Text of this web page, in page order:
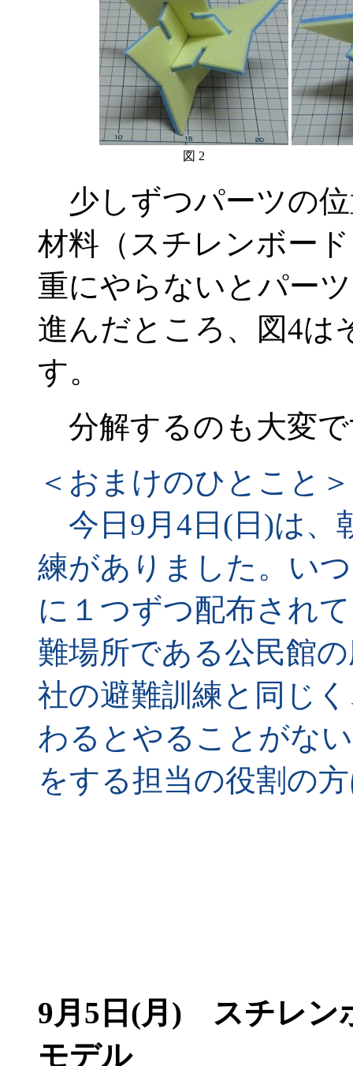
図 2
少しずつパーツの
材料（スチレンボー
重にやらないとパー
進んだところ、図4は
す。
分解するのも大変
＜おまけのひとこと＞
今日9月4日(日)は、
練がありました。い
に１つずつ配布され
難場所である公民館
社の避難訓練と同じ
わるとやることがな
をする担当の役割の
9月5日(月) スチレン
モデル